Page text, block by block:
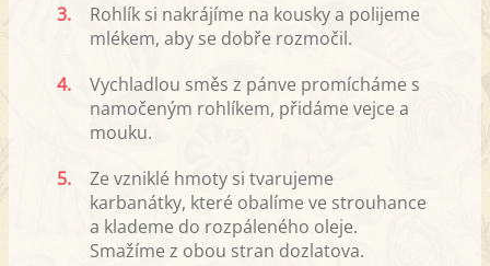
3.
Rohlík si nakrájíme na kousky a polijeme
mlékem, aby se dobře rozmočil.
4.
Vychladlou směs z pánve promícháme s
namočeným rohlíkem, přidáme vejce a
mouku.
5.
Ze vzniklé hmoty si tvarujeme
karbanátky, které obalíme ve strouhance
a klademe do rozpáleného oleje.
Smažíme z obou stran dozlatova.